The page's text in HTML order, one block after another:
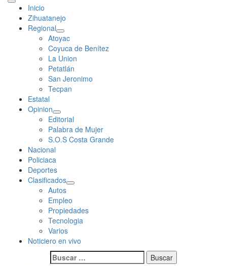
Primary
Menu
Inicio
Zihuatanejo
Regional
Atoyac
Coyuca de Benítez
La Union
Petatlán
San Jeronimo
Tecpan
Estatal
Opinion
Editorial
Palabra de Mujer
S.O.S Costa Grande
Nacional
Policiaca
Deportes
Clasificados
Autos
Empleo
Propiedades
Tecnologia
Varios
Noticiero en vivo
Buscar: